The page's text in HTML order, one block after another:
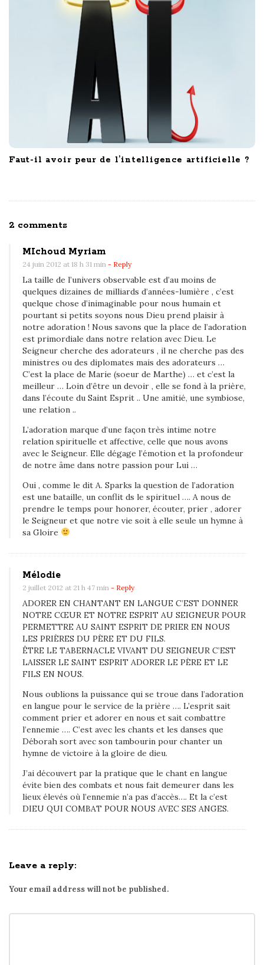
Faut-il avoir peur de l’intelligence artificielle ?
2 commentsO
L
e
n
e
u
s
u
p
r
m
e
:
l
’
a
d
t
i
o
n
MIchoud Myriam
24 juin 2012 at 18 h 31 min - Reply
La taille de l’univers observable est d’au moins de
quelques dizaines de milliards d’années-lumière , c’est
quelque chose d’inimaginable pour nous humain et
pourtant si petits soyons nous Dieu prend plaisir à
notre adoration ! Nous savons que la place de l’adoration
est primordiale dans notre relation avec Dieu. Le
Seigneur cherche des adorateurs , il ne cherche pas des
ministres ou des diplomates mais des adorateurs …
C’est la place de Marie (soeur de Marthe) … et c’est la
meilleur … Loin d’être un devoir , elle se fond à la prière,
dans l’écoute du Saint Esprit .. Une amitié, une symbiose,
une relation ..
L’adoration marque d’une façon très intime notre
relation spirituelle et affective, celle que nous avons
avec le Seigneur. Elle dégage l’émotion et la profondeur
de notre âme dans notre passion pour Lui …
Oui , comme le dit A. Sparks la question de l’adoration
est une bataille, un conflit ds le spirituel …. A nous de
prendre le temps pour honorer, écouter, prier , adorer
le Seigneur et que notre vie soit à elle seule un hymne à
sa Gloire
Mélodie
2 juillet 2012 at 21 h 47 min - Reply
ADORER EN CHANTANT EN LANGUE C’EST DONNER
NOTRE CŒUR ET NOTRE ESPRIT AU SEIGNEUR POUR
PERMETTRE AU SAINT ESPRIT DE PRIER EN NOUS
LES PRIÈRES DU PÈRE ET DU FILS.
ÊTRE LE TABERNACLE VIVANT DU SEIGNEUR C’EST
LAISSER LE SAINT ESPRIT ADORER LE PÈRE ET LE
FILS EN NOUS.
Nous oublions la puissance qui se troue dans l’adoration
en langue pour le service de la prière …. L’esprit sait
comment prier et adorer en nous et sait combattre
l’ennemie …. C’est avec les chants et les danses que
Déborah sort avec son tambourin pour chanter un
hymne de victoire à la gloire de dieu.
J’ai découvert par la pratique que le chant en langue
évite bien des combats et nous fait demeurer dans les
lieux élevés où l’ennemie n’a pas d’accès…. Et la c’est
DIEU QUI COMBAT POUR NOUS AVEC SES ANGES.
Leave a reply:
Your email address will not be published.